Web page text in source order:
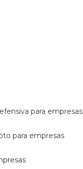
para empresas
para empresas